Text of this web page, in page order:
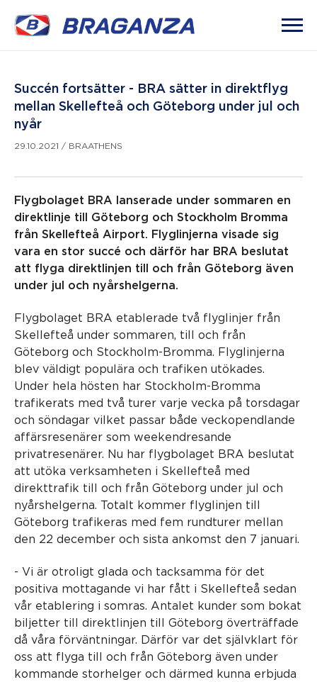
Succén fortsätter - BRA sätter in direktflyg
mellan Skellefteå och Göteborg under jul och
nyår
29.10.2021 / BRAATHENS
Flygbolaget BRA lanserade under sommaren en
direktlinje till Göteborg och Stockholm Bromma
från Skellefteå Airport. Flyglinjerna visade sig
vara en stor succé och därför har BRA beslutat
att flyga direktlinjen till och från Göteborg även
under jul och nyårshelgerna.
Flygbolaget BRA etablerade två flyglinjer från
Skellefteå under sommaren, till och från
Göteborg och Stockholm-Bromma. Flyglinjerna
blev väldigt populära och trafiken utökades.
Under hela hösten har Stockholm-Bromma
trafikerats med två turer varje vecka på torsdagar
och söndagar vilket passar både veckopendlande
affärsresenärer som weekendresande
privatresenärer. Nu har flygbolaget BRA beslutat
att utöka verksamheten i Skellefteå med
direkttrafik till och från Göteborg under jul och
nyårshelgerna. Totalt kommer flyglinjen till
Göteborg trafikeras med fem rundturer mellan
den 22 december och sista ankomst den 7 januari.
- Vi är otroligt glada och tacksamma för det
positiva mottagande vi har fått i Skellefteå sedan
vår etablering i somras. Antalet kunder som bokat
biljetter till direktlinjen till Göteborg överträffade
då våra förväntningar. Därför var det självklart för
oss att flyga till och från Göteborg även under
kommande storhelger och därmed kunna erbjuda